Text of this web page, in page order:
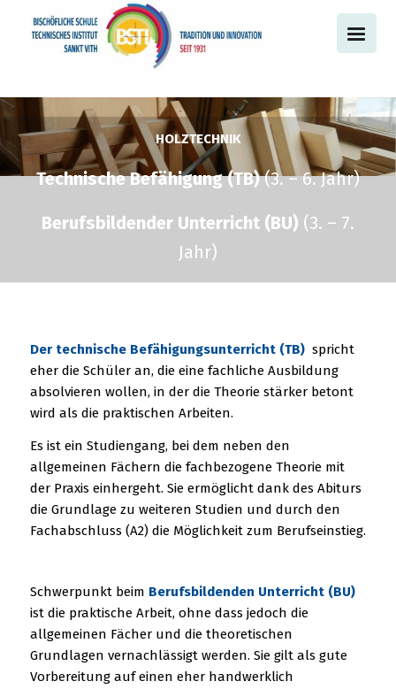
HOLZTECHNIK
Technische Befähigung (TB)(3. – 6. Jahr)
Berufsbildender Unterricht (BU) (3. – 7.
Jahr)
Der technische Befähigungsunterricht (TB) spricht
eher die Schüler an, die eine fachliche Ausbildung
absolvieren wollen, in der die Theorie stärker betont
wird als die praktischen Arbeiten.
Es ist ein Studiengang, bei dem neben den
allgemeinen Fächern die fachbezogene Theorie mit
der Praxis einhergeht. Sie ermöglicht dank des Abiturs
die Grundlage zu weiteren Studien und durch den
Fachabschluss (A2) die Möglichkeit zum Berufseinstieg.
Schwerpunkt beim Berufsbildenden Unterricht (BU)
ist die praktische Arbeit, ohne dass jedoch die
allgemeinen Fächer und die theoretischen
Grundlagen vernachlässigt werden. Sie gilt als gute
Vorbereitung auf einen eher handwerklich